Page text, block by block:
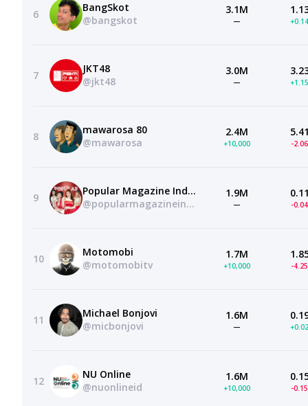
6
BangSkot
@bangskot
3.1M
—
7
JKT48
@jkt48
3.0M
—
8
mawarosa 80
@mawarosa
2.4M
+10,000 -
9
Popular Magazine Indonesia
@popularmagazineindonesia
1.9M
— -
10
Motomobi
@motomobitv
1.7M
+10,000 -
11
Michael Bonjovi
@micbonjovi
1.6M
—
12
NU Online
@nuonlineid
1.6M
+10,000 -